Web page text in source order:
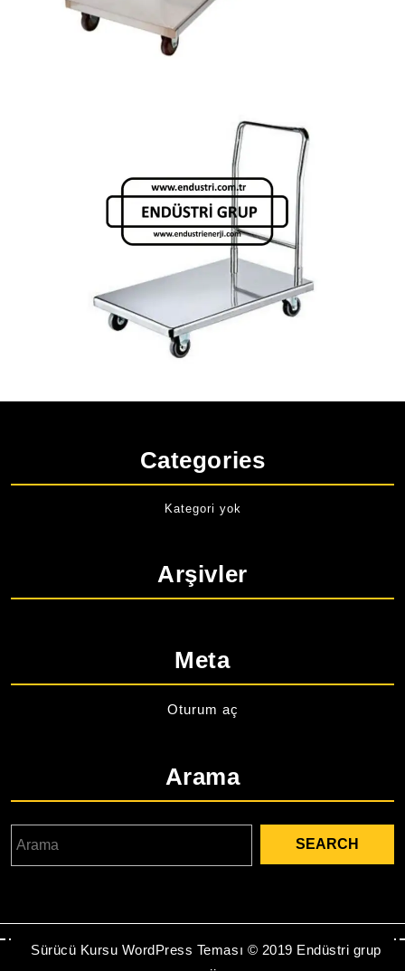
Categories
Kategori yok
Arşivler
Meta
Oturum aç
Arama
Sürücü Kursu WordPress Teması © 2019 Endüstri grup